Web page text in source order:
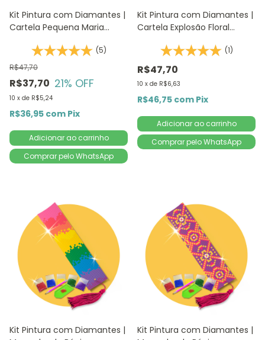
Kit Pintura com Diamantes |
Cartela Pequena Maria
Redondo | Diamond Painting
5D
(5)
R$37,70
R$47,70
21% OFF
10 x de R$5,24
R$36,95 com Pix
Comprar pelo WhatsApp
Kit Pintura com Diamantes |
Cartela Explosão Floral
Redondo | Diamond Painting
5D D
(1)
R$47,70
10 x de R$6,63
R$46,75 com Pix
Comprar pelo WhatsApp
Kit Pintura com Diamantes |
Kit Pintura com Diamantes |